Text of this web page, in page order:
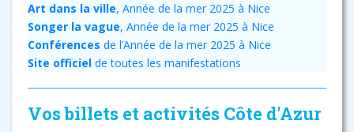
Art dans la ville, Année de la mer 2025 à Nice
Songer la vague, Année de la mer 2025 à Nice
Conférences de l’Année de la mer 2025 à Nice
Site officiel de toutes les manifestations
Vos billets et activités Côte d'Azur